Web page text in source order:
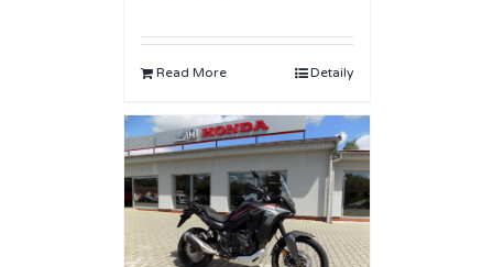
Read More Detaily